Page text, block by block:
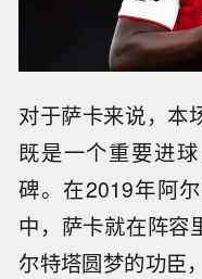
对于萨卡来说，本
既是一个重要进
碑。在2019年阿
中，萨卡就在阵容
尔特塔圆梦的功臣